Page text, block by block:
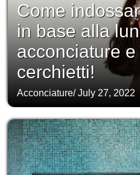
Come
in base alla
acconciature
cerchietti!
Acconciature/July 27, 2022